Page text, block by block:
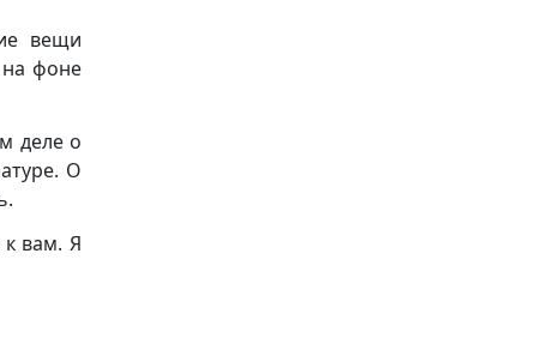
вещи
фоне
деле о
О
вам. Я